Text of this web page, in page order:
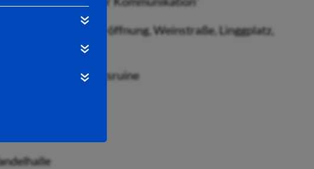
zur Festspiel-Eröffnung, Weinstraße, Linggplatz,
“Parzival”, Stiftsruine